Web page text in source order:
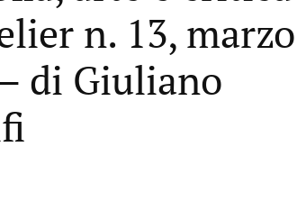
n. 13, marzo
di Giuliano